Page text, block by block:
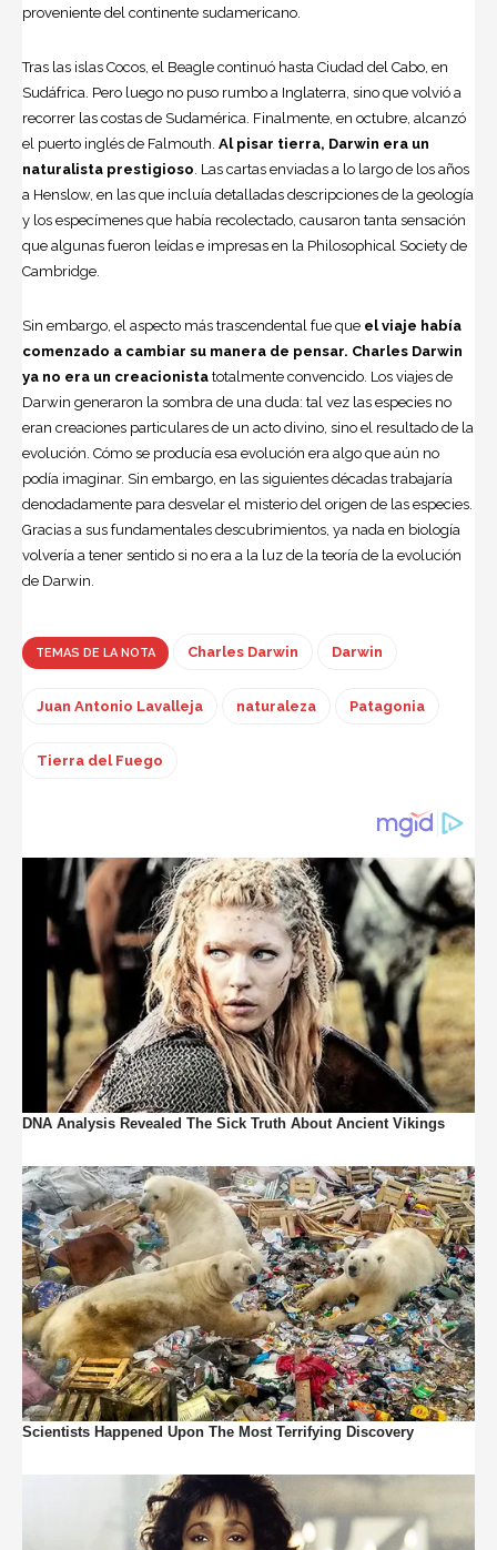
proveniente del continente sudamericano.
Tras las islas Cocos, el Beagle continuó hasta Ciudad del Cabo, en
Sudáfrica. Pero luego no puso rumbo a Inglaterra, sino que volvió a
recorrer las costas de Sudamérica. Finalmente, en octubre, alcanzó
el puerto inglés de Falmouth. Al pisar tierra, Darwin era un
naturalista prestigioso. Las cartas enviadas a lo largo de los años
a Henslow, en las que incluía detalladas descripciones de la geología
y los especímenes que había recolectado, causaron tanta sensación
que algunas fueron leídas e impresas en la Philosophical Society de
Cambridge.
Sin embargo, el aspecto más trascendental fue que el viaje había
comenzado a cambiar su manera de pensar. Charles Darwin
ya no era un creacionista totalmente convencido. Los viajes de
Darwin generaron la sombra de una duda: tal vez las especies no
eran creaciones particulares de un acto divino, sino el resultado de la
evolución. Cómo se producía esa evolución era algo que aún no
podía imaginar. Sin embargo, en las siguientes décadas trabajaría
denodadamente para desvelar el misterio del origen de las especies.
Gracias a sus fundamentales descubrimientos, ya nada en biología
volvería a tener sentido si no era a la luz de la teoría de la evolución
de Darwin.
TEMAS DE LA NOTA Charles Darwin Darwin
Juan Antonio Lavalleja naturaleza Patagonia
Tierra del Fuego